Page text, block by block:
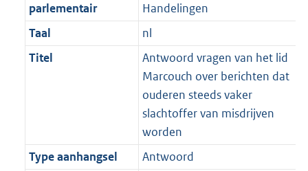
parlementair
Handelingen
Taal
nl
Titel
Antwoord vragen van het lid
Marcouch over berichten dat
ouderen steeds vaker
slachtoffer van misdrijven
worden
Type aanhangsel
Antwoord